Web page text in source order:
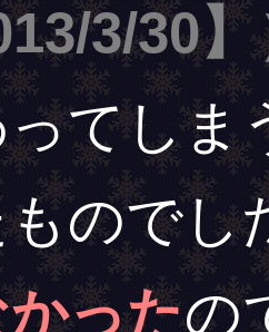
3/30】
てしま
のでし
ったの